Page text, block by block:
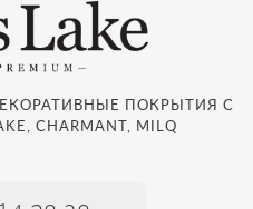
ПОКРЫТИЯ С
CHARMANT, MILQ